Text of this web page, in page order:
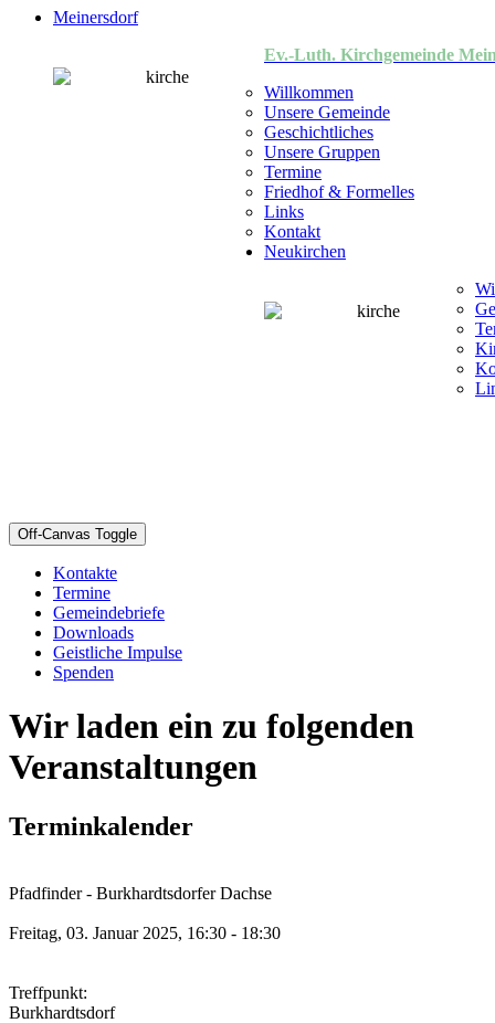
Meinersdorf
Ev.-Luth. Kirchgemeinde
Willkommen
Unsere Gemeinde
Geschichtliches
Unsere Gruppen
Termine
Friedhof & Formelles
Links
Kontakt
Neukirchen
Off-Canvas Toggle
Kontakte
Termine
Gemeindebriefe
Downloads
Geistliche Impulse
Spenden
Wir laden ein zu folgenden
Veranstaltungen
Terminkalender
Pfadfinder - Burkhardtsdorfer Dachse
Freitag, 03. Januar 2025, 16:30 - 18:30
Treffpunkt:
Burkhardtsdorf